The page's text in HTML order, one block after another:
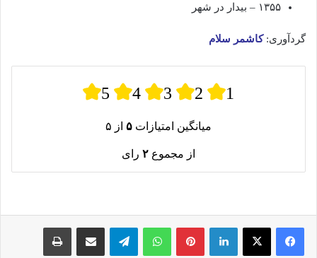
۱۳۵۵ – بیدار در شهر
گردآوری:کاشمر سلام
5 4 3 2 1
میانگین امتیازات ۵ از ۵
از مجموع ۲ رای
لینکدین پینترستواتس آپ تلگرام اشتراک گذاری از طریق ایمیل چاپ